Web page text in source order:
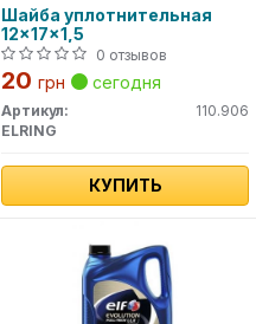
Шайба уплотнительная
12x17x1,5
0 отзывов
20 грн сегодня
Артикул:
110.906
ELRING
КУПИТЬ